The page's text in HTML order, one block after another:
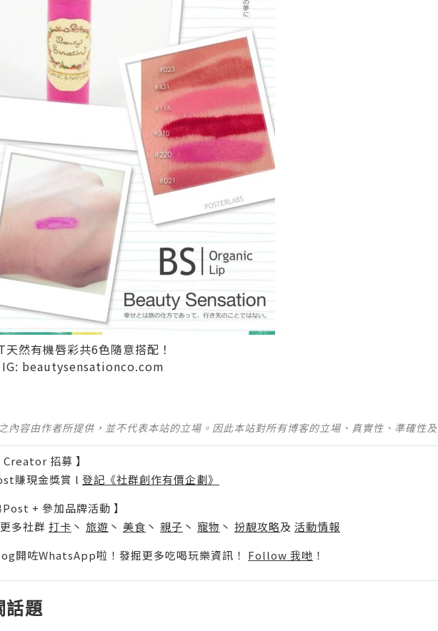
天然有機唇彩共6色隨意搭配！
IG: beautysensationco.com
內容由作者所提供，並不代表本站的立場。因此本站對所有博客的立場、真實性、準確性
Creator 招募 】
賺現金獎賞 l 登記《社群創作有價企劃》
Post + 參加品牌活動 】
多社群 打卡 丶 旅遊 丶 美食 丶 親子 丶 寵物 丶 扮靚攻略及 活動情報
開咗WhatsApp啦！發掘更多吃喝玩樂資訊！ Follow 我哋 ！
話題